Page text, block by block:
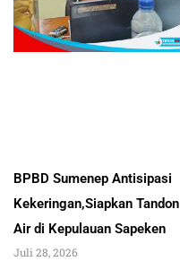
BPBD Sumenep Antisipasi
Kekeringan,Siapkan Tandon
Air di Kepulauan Sapeken
Juli 28, 2026